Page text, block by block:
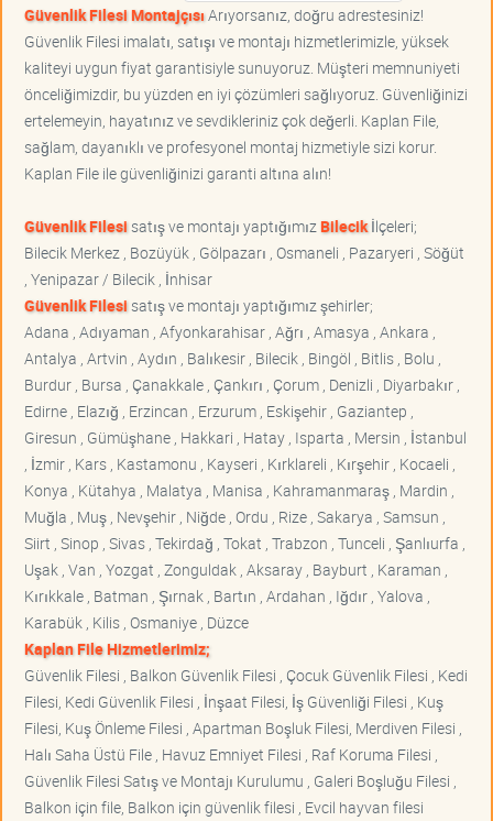
Güvenlik Filesi MontajçısıArıyorsanız, doğru adrestesiniz!
Güvenlik Filesi imalatı, satışı ve montajı hizmetlerimizle, yüksek
kaliteyi uygun fiyat garantisiyle sunuyoruz. Müşteri memnuniyeti
önceliğimizdir, bu yüzden en iyi çözümleri sağlıyoruz. Güvenliğinizi
ertelemeyin, hayatınız ve sevdikleriniz çok değerli. Kaplan File,
sağlam, dayanıklı ve profesyonel montaj hizmetiyle sizi korur.
Kaplan File ile güvenliğinizi garanti altına alın!
Güvenlik Filesisatış ve montajı yaptığımız Bilecikİlçeleri;
Bilecik Merkez , Bozüyük , Gölpazarı , Osmaneli , Pazaryeri , Söğüt
, Yenipazar / Bilecik , İnhisar
Güvenlik Filesisatış ve montajı yaptığımız şehirler;
Adana , Adıyaman , Afyonkarahisar , Ağrı , Amasya , Ankara ,
Antalya , Artvin , Aydın , Balıkesir , Bilecik , Bingöl , Bitlis , Bolu ,
Burdur , Bursa , Çanakkale , Çankırı , Çorum , Denizli , Diyarbakır ,
Edirne , Elazığ , Erzincan , Erzurum , Eskişehir , Gaziantep ,
Giresun , Gümüşhane , Hakkari , Hatay , Isparta , Mersin , İstanbul
, İzmir , Kars , Kastamonu , Kayseri , Kırklareli , Kırşehir , Kocaeli ,
Konya , Kütahya , Malatya , Manisa , Kahramanmaraş , Mardin ,
Muğla , Muş , Nevşehir , Niğde , Ordu , Rize , Sakarya , Samsun ,
Siirt , Sinop , Sivas , Tekirdağ , Tokat , Trabzon , Tunceli , Şanlıurfa ,
Uşak , Van , Yozgat , Zonguldak , Aksaray , Bayburt , Karaman ,
Kırıkkale , Batman , Şırnak , Bartın , Ardahan , Iğdır , Yalova ,
Karabük , Kilis , Osmaniye , Düzce
Kaplan File Hizmetlerimiz;
Güvenlik Filesi , Balkon Güvenlik Filesi , Çocuk Güvenlik Filesi , Kedi
Filesi, Kedi Güvenlik Filesi , İnşaat Filesi, İş Güvenliği Filesi , Kuş
Filesi, Kuş Önleme Filesi , Apartman Boşluk Filesi, Merdiven Filesi ,
Halı Saha Üstü File , Havuz Emniyet Filesi , Raf Koruma Filesi ,
Güvenlik Filesi Satış ve Montajı Kurulumu , Galeri Boşluğu Filesi ,
Balkon için file, Balkon için güvenlik filesi , Evcil hayvan filesi